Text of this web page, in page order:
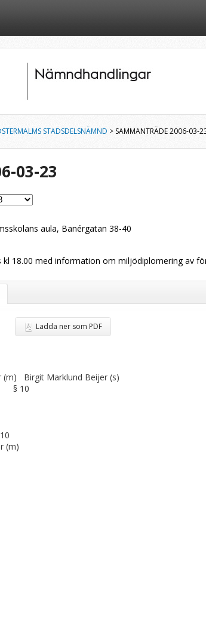
STADSDELSNÄMND > SAMMANTRÄDE 2006-03-
03-23
aula, Banérgatan 38-40
kl 18.00 med information om miljödiplomering av
Ladda ner som PDF
(m) Birgit Marklund Beijer (s)
(m)